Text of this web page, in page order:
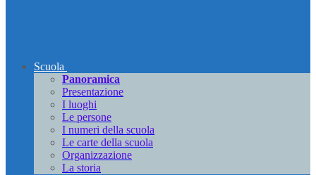
Scuola
Panoramica
Presentazione
I luoghi
Le persone
I numeri della scuola
Le carte della scuola
Organizzazione
La storia